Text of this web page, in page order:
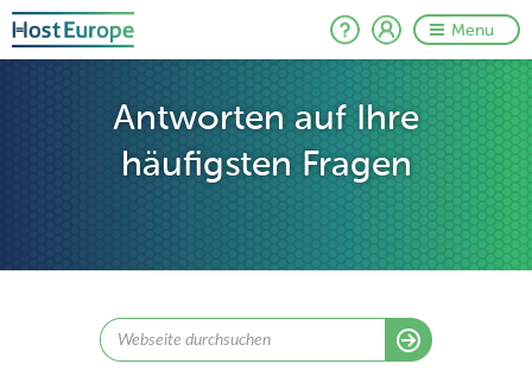
Menu
Antworten auf Ihre
häufigsten Fragen